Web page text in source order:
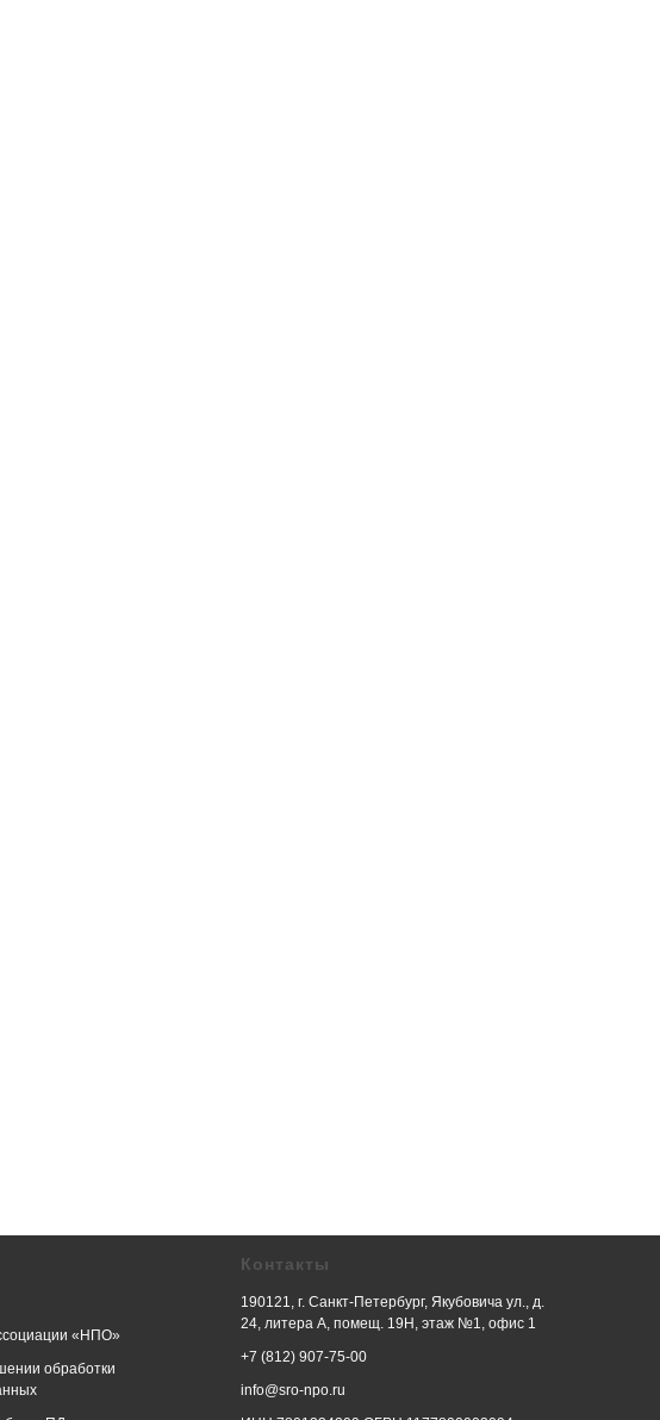
«НПО»
обработки
Контакты
190121, г. Санкт-Петербург, Якубовича ул., д.
24, литера А, помещ. 19Н, этаж №1, офис 1
+7 (812) 907-75-00
info@sro-npo.ru